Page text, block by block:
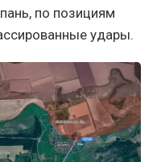
по позициям
удары.